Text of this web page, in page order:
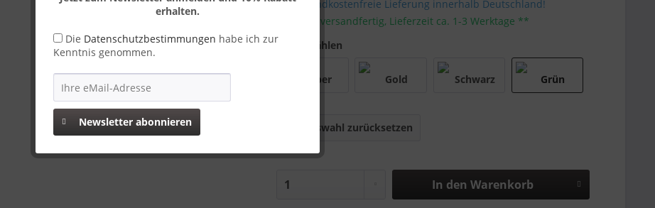
Versandkostenfreie Lieferung innerhalb Deutschland!
Sofort versandfertig, Lieferzeit ca. 1-3 Werktage **
Farbe wählen
Auswahl zurücksetzen
In den Warenkorb
erhalten.
Die Datenschutzbestimmungen habe ich zur
Kenntnis genommen.
Newsletter abonnieren